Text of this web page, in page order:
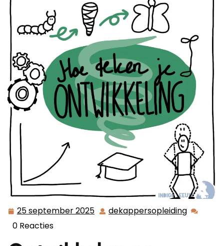
25 september 2025 25 dekappersopleiding
0 Reacties